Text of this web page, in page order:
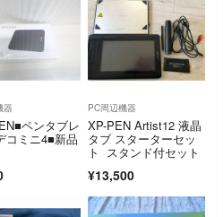
器
ペンタブレ
コミニ4■新品
PC周辺機器
XP-PEN Artist12 液晶
タブ スターターセッ
ト スタンド付セット
¥13,500